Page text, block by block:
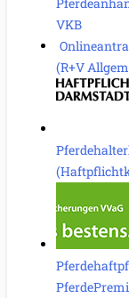
VKB
(R+V